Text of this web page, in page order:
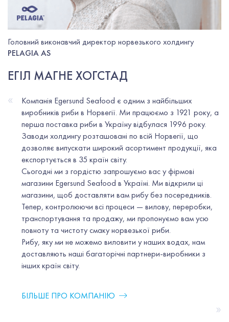
Головний виконавчий директор норвезького холдингу
PELAGIA AS
ЕГІЛ МАГНЕ ХОГСТАД
«
»
Компанія Egersund Seafood є одним з найбільших
виробників риби в Норвегії. Ми працюємо з 1921 року, а
перша поставка риби в Україну відбулася 1996 року.
Заводи холдингу розташовані по всій Норвегії, що
дозволяє випускати широкий асортимент продукції, яка
експортується в 35 країн світу.
Сьогодні ми з гордістю запрошуємо вас у фірмові
магазини Egersund Seafood в Україні. Ми відкрили ці
магазини, щоб доставляти вам рибу без посередників.
Тепер, контролюючи всі процеси — вилову, переробки,
транспортування та продажу, ми пропонуємо вам усю
повноту та чистоту смаку норвезької риби.
Рибу, яку ми не можемо виловити у наших водах, нам
доставляють наші багаторічні партнери-виробники з
інших країн світу.
БІЛЬШЕ ПРО КОМПАНІЮ